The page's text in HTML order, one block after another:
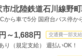
/北陸鉄道石川線野町
から車で5分 国府台バス停か
～1,688円 交通費一部支給
り（規定支給） 週払いOK！